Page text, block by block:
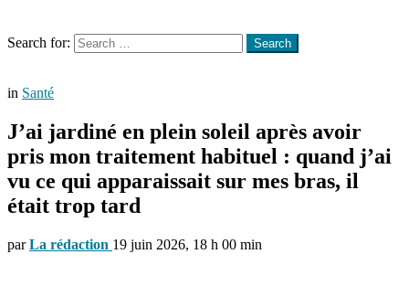
Search for:
Search
in Santé
J’ai jardiné en plein soleil après avoir
pris mon traitement habituel : quand j’ai
vu ce qui apparaissait sur mes bras, il
était trop tard
par La rédaction 19 juin 2026, 18 h 00 min